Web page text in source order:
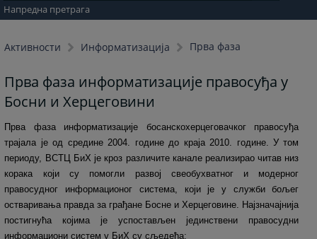
Напредна претрага
Активности Информатизација Прва фаза
Прва фаза информатизације правосуђа у
Босни и Херцеговини
Прва фаза информатизације босанскохерцеговачког правосуђа
трајала је од средине 2004. године до краја 2010. године. У том
периоду, ВСТЦ БиХ је кроз различите канале реализирао читав низ
корака који су помогли развој свеобухватног и модерног
правосудног информационог система, који је у служби бољег
остваривања правда за грађане Босне и Херцеговине. Најзначајнија
постигнућа којима је успостављен јединствени правосудни
информациони систем у БиХ су сљедећа: